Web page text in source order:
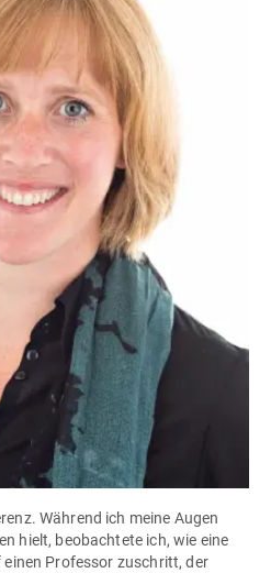
Während ich meine Augen
hielt, beobachtete ich, wie eine
Professor zuschritt, der